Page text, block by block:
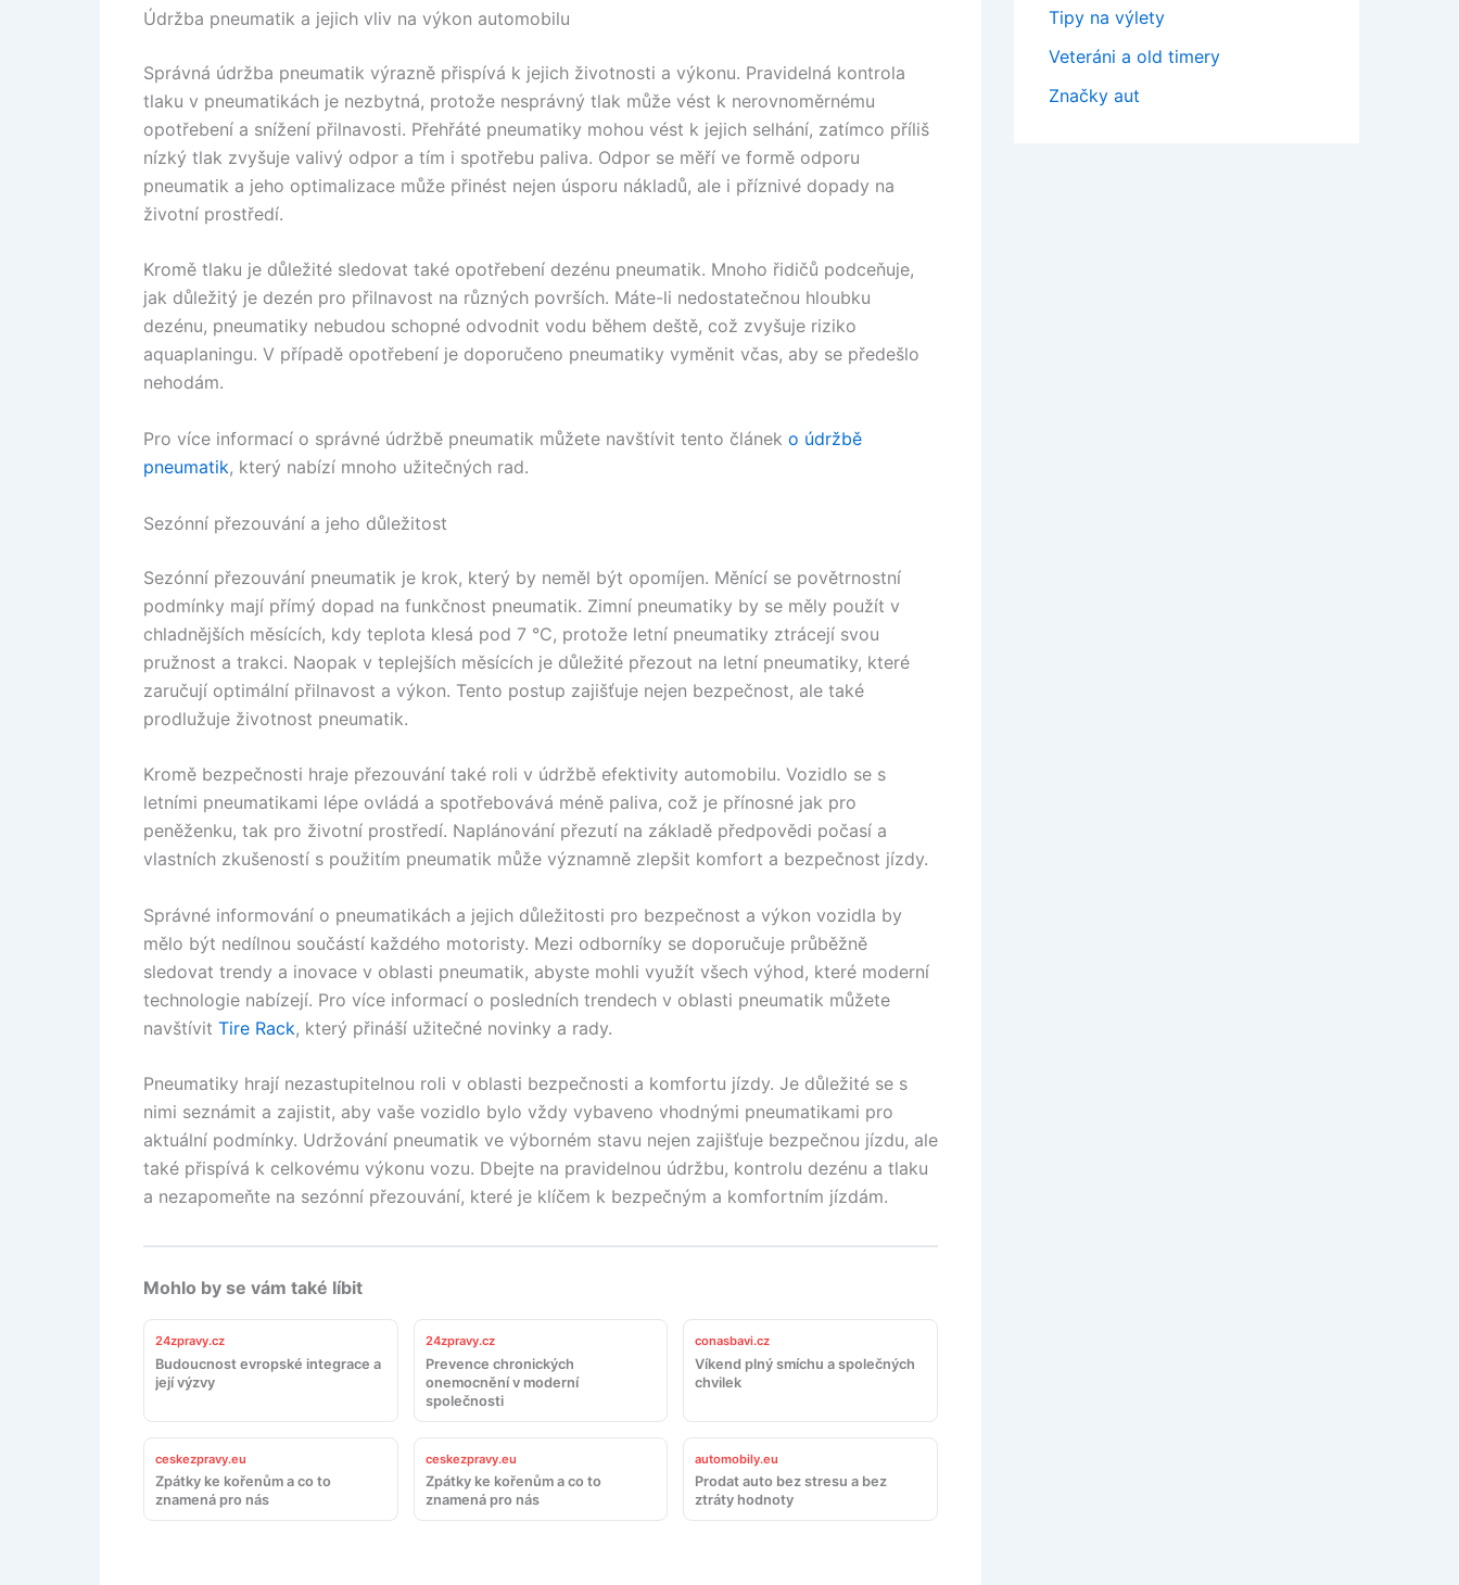
Údržba pneumatik a jejich vliv na výkon automobilu
Správná údržba pneumatik výrazně přispívá k jejich životnosti a výkonu. Pravidelná kontrola
tlaku v pneumatikách je nezbytná, protože nesprávný tlak může vést k nerovnoměrnému
opotřebení a snížení přilnavosti. Přehřáté pneumatiky mohou vést k jejich selhání, zatímco příliš
nízký tlak zvyšuje valivý odpor a tím i spotřebu paliva. Odpor se měří ve formě odporu
pneumatik a jeho optimalizace může přinést nejen úsporu nákladů, ale i příznivé dopady na
životní prostředí.
Kromě tlaku je důležité sledovat také opotřebení dezénu pneumatik. Mnoho řidičů podceňuje,
jak důležitý je dezén pro přilnavost na různých površích. Máte-li nedostatečnou hloubku
dezénu, pneumatiky nebudou schopné odvodnit vodu během deště, což zvyšuje riziko
aquaplaningu. V případě opotřebení je doporučeno pneumatiky vyměnit včas, aby se předešlo
nehodám.
Pro více informací o správné údržbě pneumatik můžete navštívit tento článek o údržbě
pneumatik, který nabízí mnoho užitečných rad.
Sezónní přezouvání a jeho důležitost
Sezónní přezouvání pneumatik je krok, který by neměl být opomíjen. Měnící se povětrnostní
podmínky mají přímý dopad na funkčnost pneumatik. Zimní pneumatiky by se měly použít v
chladnějších měsících, kdy teplota klesá pod 7 °C, protože letní pneumatiky ztrácejí svou
pružnost a trakci. Naopak v teplejších měsících je důležité přezout na letní pneumatiky, které
zaručují optimální přilnavost a výkon. Tento postup zajišťuje nejen bezpečnost, ale také
prodlužuje životnost pneumatik.
Kromě bezpečnosti hraje přezouvání také roli v údržbě efektivity automobilu. Vozidlo se s
letními pneumatikami lépe ovládá a spotřebovává méně paliva, což je přínosné jak pro
peněženku, tak pro životní prostředí. Naplánování přezutí na základě předpovědi počasí a
vlastních zkušeností s použitím pneumatik může významně zlepšit komfort a bezpečnost jízdy.
Správné informování o pneumatikách a jejich důležitosti pro bezpečnost a výkon vozidla by
mělo být nedílnou součástí každého motoristy. Mezi odborníky se doporučuje průběžně
sledovat trendy a inovace v oblasti pneumatik, abyste mohli využít všech výhod, které moderní
technologie nabízejí. Pro více informací o posledních trendech v oblasti pneumatik můžete
navštívit Tire Rack, který přináší užitečné novinky a rady.
Pneumatiky hrají nezastupitelnou roli v oblasti bezpečnosti a komfortu jízdy. Je důležité se s
nimi seznámit a zajistit, aby vaše vozidlo bylo vždy vybaveno vhodnými pneumatikami pro
aktuální podmínky. Udržování pneumatik ve výborném stavu nejen zajišťuje bezpečnou jízdu, ale
také přispívá k celkovému výkonu vozu. Dbejte na pravidelnou údržbu, kontrolu dezénu a tlaku
a nezapomeňte na sezónní přezouvání, které je klíčem k bezpečným a komfortním jízdám.
Mohlo by se vám také líbit
24zpravy.cz
Budoucnost evropské integrace a
její výzvy
24zpravy.cz
Prevence chronických
onemocnění v moderní
společnosti
conasbavi.cz
Víkend plný smíchu a společných
chvilek
ceskezpravy.eu
Zpátky ke kořenům a co to
znamená pro nás
ceskezpravy.eu
Zpátky ke kořenům a co to
znamená pro nás
automobily.eu
Prodat auto bez stresu a bez
ztráty hodnoty
Tipy na výlety
Veteráni a old timery
Značky aut